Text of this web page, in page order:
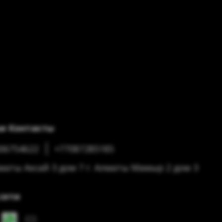
Контакты
+77087285185
Аксай 3 дом 7 г. Алматы Мамыр 2 дом 3